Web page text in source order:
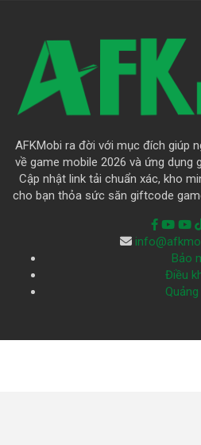
AFKMobi ra đời với mục đích giúp
về game mobile 2026 và ứng dụng
Cập nhật link tải chuẩn xác, kho
cho bạn thỏa sức săn giftcode
Bảo
Điều